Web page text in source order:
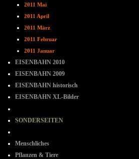
2011 Mai
2011 April
2011 März
2011 Februar
2011 Januar
EISENBAHN 2010
EISENBAHN 2009
EISENBAHN historisch
EISENBAHN XL-Bilder
SONDERSEITEN
Menschliches
Pflanzen & Tiere